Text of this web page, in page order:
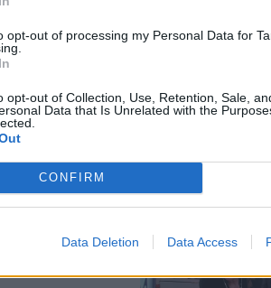
opt-out of processing my Personal Data for
opt-out of Collection, Use, Retention, Sale,
Data that Is Unrelated with the
CONFIRM
Data Deletion Data Access
a scuola: il
Cecchettin,
gli